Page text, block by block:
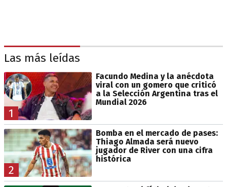
Las más leídas
1
Facundo Medina y la anécdota
viral con un gomero que criticó
a la Selección Argentina tras el
Mundial 2026
2
Bomba en el mercado de pases:
Thiago Almada será nuevo
jugador de River con una cifra
histórica